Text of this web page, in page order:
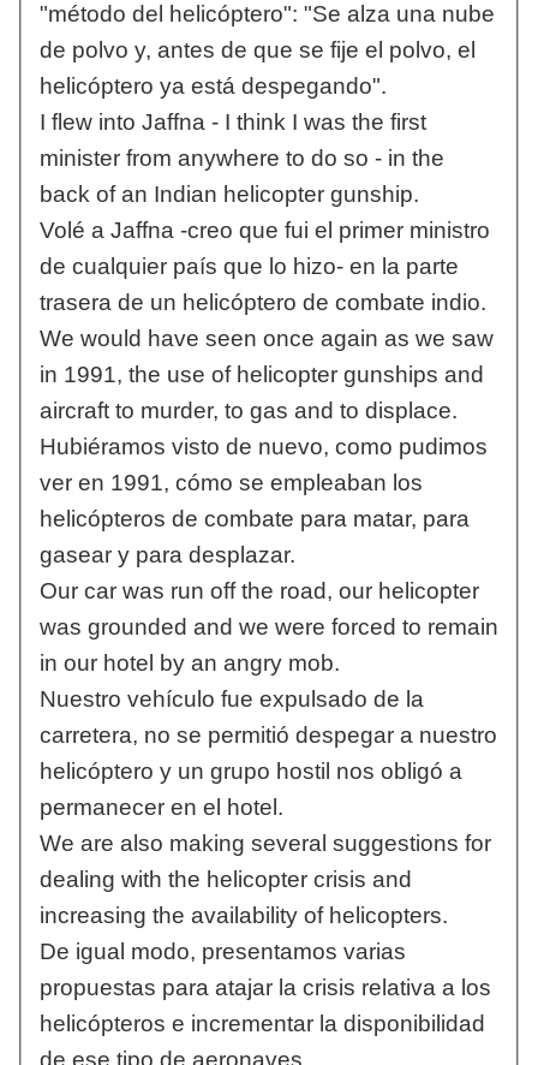
"método del helicóptero": "Se alza una nube
de polvo y, antes de que se fije el polvo, el
helicóptero ya está despegando".
I flew into Jaffna - I think I was the first
minister from anywhere to do so - in the
back of an Indian helicopter gunship.
Volé a Jaffna -creo que fui el primer ministro
de cualquier país que lo hizo- en la parte
trasera de un helicóptero de combate indio.
We would have seen once again as we saw
in 1991, the use of helicopter gunships and
aircraft to murder, to gas and to displace.
Hubiéramos visto de nuevo, como pudimos
ver en 1991, cómo se empleaban los
helicópteros de combate para matar, para
gasear y para desplazar.
Our car was run off the road, our helicopter
was grounded and we were forced to remain
in our hotel by an angry mob.
Nuestro vehículo fue expulsado de la
carretera, no se permitió despegar a nuestro
helicóptero y un grupo hostil nos obligó a
permanecer en el hotel.
We are also making several suggestions for
dealing with the helicopter crisis and
increasing the availability of helicopters.
De igual modo, presentamos varias
propuestas para atajar la crisis relativa a los
helicópteros e incrementar la disponibilidad
de ese tipo de aeronaves.